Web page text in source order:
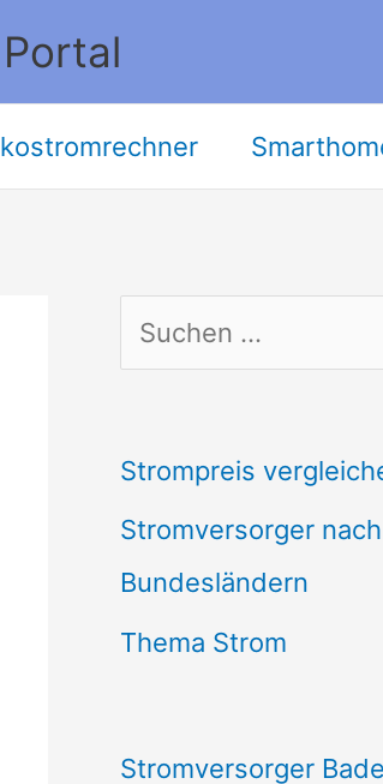
u
h
e
n
n
Strompreis
Stromversorger nach
Bundesländern
Thema Strom
Stromversorger